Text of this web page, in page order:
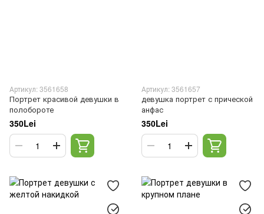
Артикул: 3561658
Портрет красивой девушки в
полобороте
350Lei
Артикул: 3561657
девушка портрет с прической
анфас
350Lei